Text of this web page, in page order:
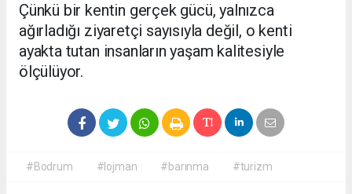
Çünkü bir kentin gerçek gücü, yalnızca
ağırladığı ziyaretçi sayısıyla değil, o kenti
ayakta tutan insanların yaşam kalitesiyle
ölçülüyor.
#Bodrum #lojman #barınma #turizm